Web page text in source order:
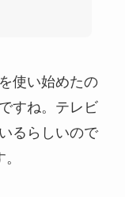
を使い始めたの
すね。テレビ
るらしいので